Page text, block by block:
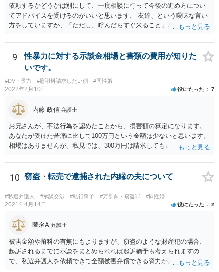
依頼するかどうかは別にして、一度相談に行って今後の進め方につい
てアドバイスを受けるのがいいと思います。 友達、という曖昧な言い
方をしていますが、「ただし、呼んだらすぐ来ること」などと条件を
通り関わりを断つ方向がいいと思います。
9
性暴力に対する示談金相場と書類の費用が知りた
いです。
#DV・暴力 #慰謝料請求したい側 #同性婚
2022年2月10日 役にたった 7
内藤 政信 弁護士
お兄さんが、不法行為を認めたことから、損害額の算定になります。
あなたが受けた苦痛に比して100万円という金額は少ないと思います。
相場はありませんが、私見では、300万円は請求してもいいですね。
なるような条件では困るでしょう。 支払いの効果を高めるために、弁
護士を立ち合い人にするといいで しょう。 したがって、金額も含め
て、条件については弁護士と話をするといい でしょう。 書面はどちら
が作っても構いません。 書類を作るには、少なくも、５５０００円
は、かかるでしょう。
10 窃盗・転売で逮捕された内縁の夫について
#私選弁護人 #示談交渉 #執行猶予 #万引き・窃盗罪 #同性婚
2021年4月14日 役にたった 2
匿名A 弁護士
被害金額や前科の有無にもよりますが、窃盗のような財産犯の場合、
起訴されるまでに示談をまとめられれば起訴猶予も考えられますの
で、私選弁護人を依頼できて全額被害弁償できる資力がお有りなので